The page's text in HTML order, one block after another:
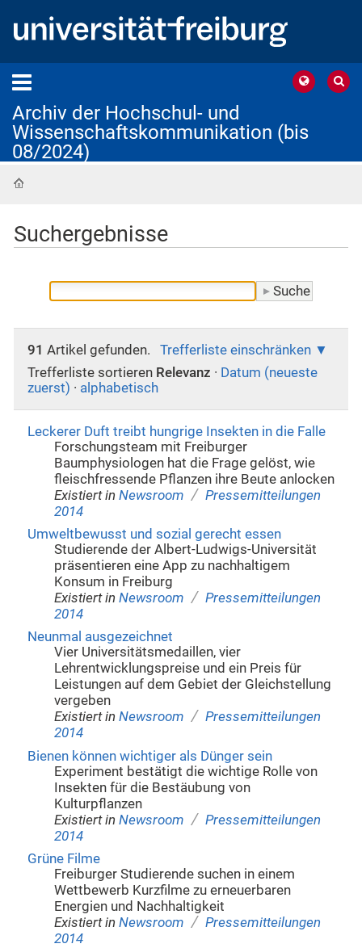
Archiv der Hochschul- und
Wissenschaftskommunikation (bis
08/2024)
Suchergebnisse
91 Artikel gefunden.
Trefferliste einschränken
Trefferliste sortieren Relevanz · Datum (neueste
zuerst) · alphabetisch
Leckerer Duft treibt hungrige Insekten in die Falle
Forschungsteam mit Freiburger
Baumphysiologen hat die Frage gelöst, wie
fleischfressende Pflanzen ihre Beute anlocken
Existiert in Newsroom / Pressemitteilungen
2014
Umweltbewusst und sozial gerecht essen
Studierende der Albert-Ludwigs-Universität
präsentieren eine App zu nachhaltigem
Konsum in Freiburg
Existiert in Newsroom / Pressemitteilungen
2014
Neunmal ausgezeichnet
Vier Universitätsmedaillen, vier
Lehrentwicklungspreise und ein Preis für
Leistungen auf dem Gebiet der Gleichstellung
vergeben
Existiert in Newsroom / Pressemitteilungen
2014
Bienen können wichtiger als Dünger sein
Experiment bestätigt die wichtige Rolle von
Insekten für die Bestäubung von
Kulturpflanzen
Existiert in Newsroom / Pressemitteilungen
2014
Grüne Filme
Freiburger Studierende suchen in einem
Wettbewerb Kurzfilme zu erneuerbaren
Energien und Nachhaltigkeit
Existiert in Newsroom / Pressemitteilungen
2014